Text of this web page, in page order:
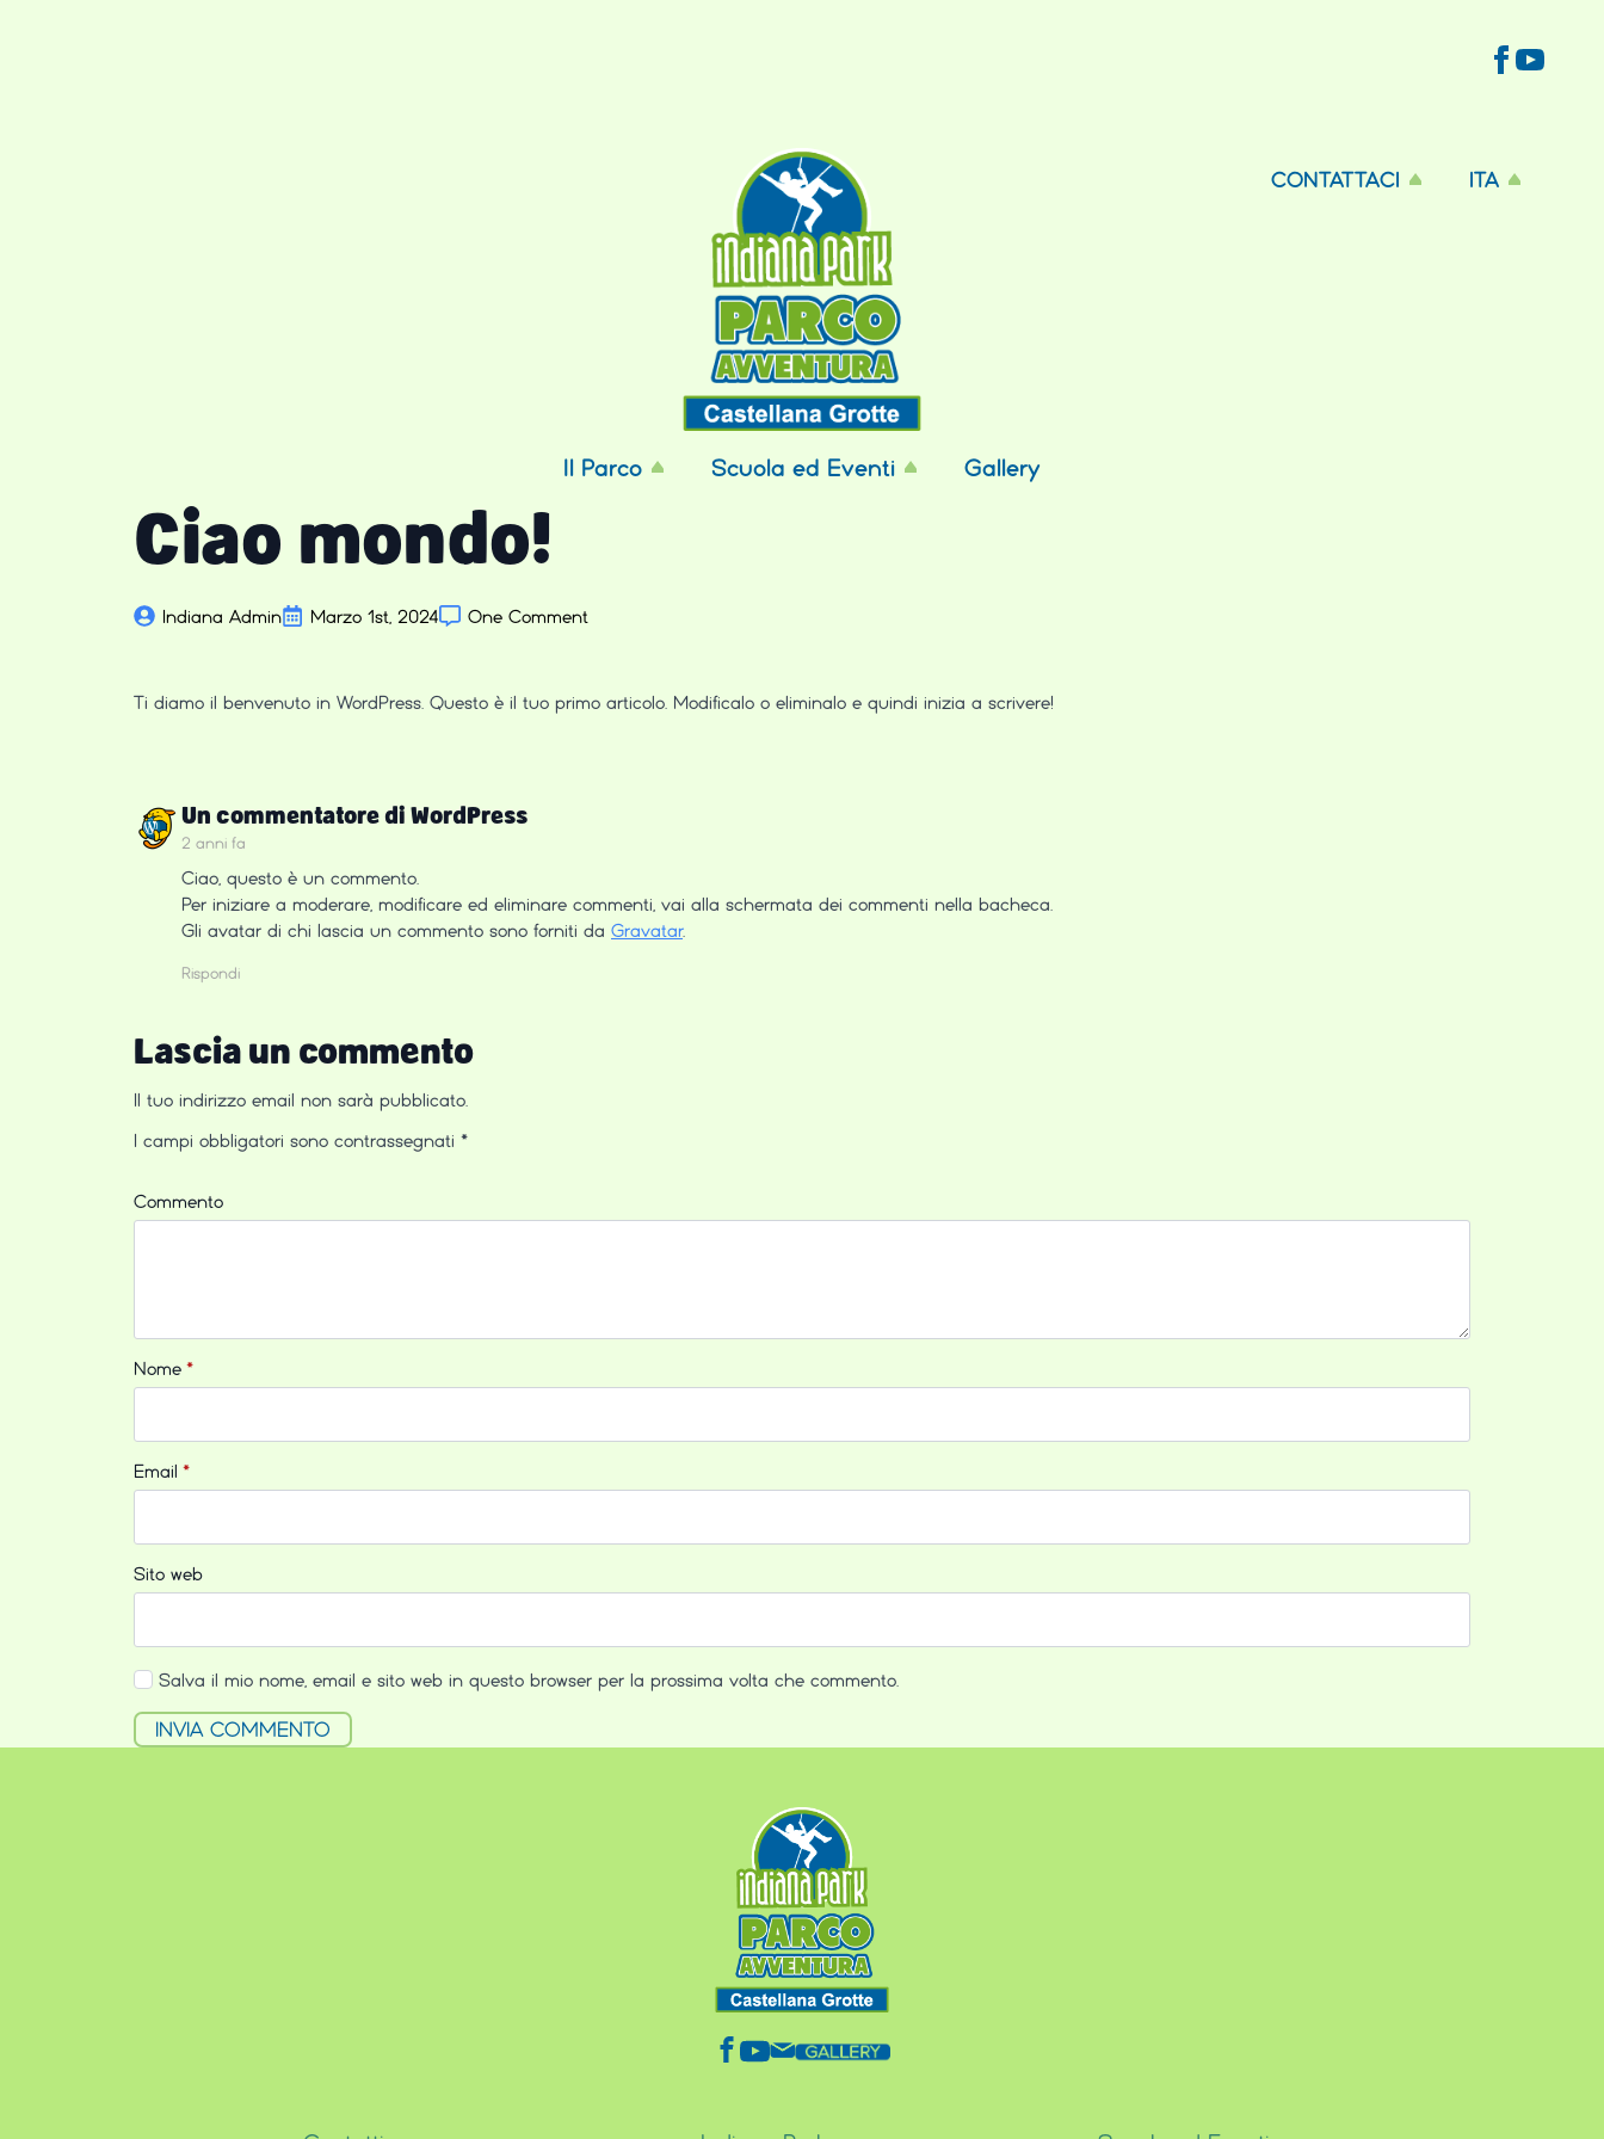
CONTATTACI ITA
Il Parco Scuola ed Eventi Gallery
Ciao mondo!
Indiana Admin Marzo 1st, 2024 One Comment
Ti diamo il benvenuto in WordPress. Questo è il tuo primo articolo. Modificalo o eliminalo e quindi inizia a scrivere!
Un commentatore di WordPressha
2 anni fa
Ciao, questo è un commento.
Per iniziare a moderare, modificare ed eliminare commenti, vai alla schermata dei commenti nella bacheca.
Gli avatar di chi lascia un commento sono forniti da Gravatar.
Rispondi
Lascia un commento
Il tuo indirizzo email non sarà pubblicato.
I campi obbligatori sono contrassegnati *
Commento
Nome *
Email *
Sito web
Salva il mio nome, email e sito web in questo browser per la prossima volta che commento.